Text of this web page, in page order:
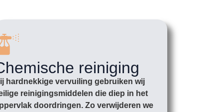
reiniging
hardnekkige vervuiling gebruiken wij
reinigingsmiddelen die diep in het
doordringen. Zo verwijderen we